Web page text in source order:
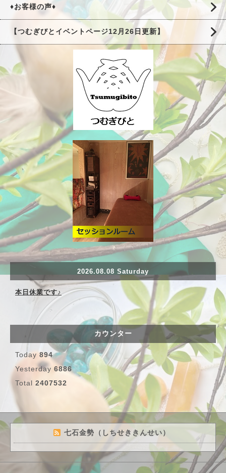
♦お客様の声♦
【つむぎびとイベントページ12月26日更新】
2026.08.08 Saturday
本日休業です♪
カウンター
Today 894
Yesterday 6886
Total 2407532
七石金勢（しちせききんせい）